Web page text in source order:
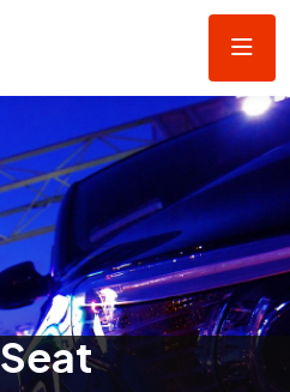
Seat